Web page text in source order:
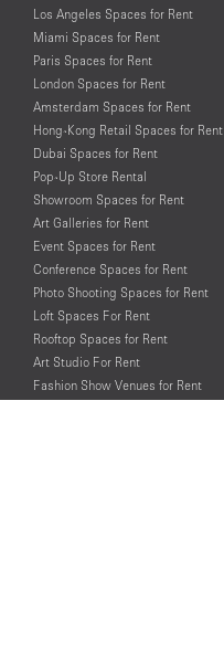
Los Angeles Spaces for Rent
Miami Spaces for Rent
Paris Spaces for Rent
London Spaces for Rent
Amsterdam Spaces for Rent
Hong-Kong Retail Spaces for Rent
Dubai Spaces for Rent
Pop-Up Store Rental
Showroom Spaces for Rent
Art Galleries for Rent
Event Spaces for Rent
Conference Spaces for Rent
Photo Shooting Spaces for Rent
Loft Spaces For Rent
Rooftop Spaces for Rent
Art Studio For Rent
Fashion Show Venues for Rent